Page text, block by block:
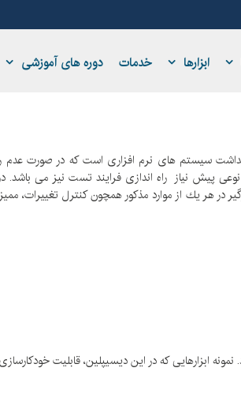
ابزارها خدمات دوره های آموزشی
سیستم های نرم افزاری است كه در صورت
پیش نیاز راه اندازی فرایند تست نیز می
در هر یك از موارد مذكور همچون كنترل
ابزارهایی كه در این دیسیپلین، قابلیت